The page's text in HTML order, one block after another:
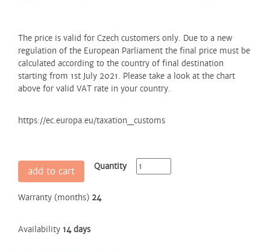
The price is valid for Czech customers only. Due to a new
regulation of the European Parliament the final price must be
calculated according to the country of final destination
starting from 1st July 2021. Please take a look at the chart
above for valid VAT rate in your country.
https://ec.europa.eu/taxation_customs
add to cart Quantity
Warranty (months) 24
Availability 14 days